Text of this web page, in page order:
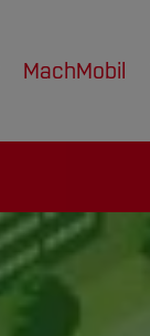
MachMobil